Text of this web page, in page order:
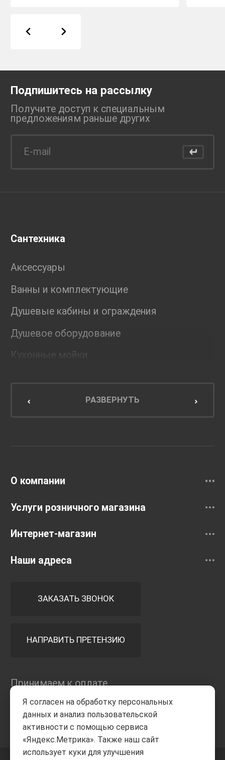
Подпишитесь на рассылку
Получите доступ к специальным
предложениям раньше других
Сантехника
Аксессуары
Ванны и комплектующие
Душевые кабины и ограждения
Душевое оборудование
Кухонные мойки
Мебель для кухниРАЗВЕРНУТЬ
О компании
Услуги розничного магазина
Интернет-магазин
Наши адреса
ЗАКАЗАТЬ ЗВОНОК
НАПРАВИТЬ ПРЕТЕНЗИЮ
Принимаем к оплате
Я согласен на обработку персональных
данных и анализ пользовательской
активности с помощью сервиса
«Яндекс.Метрика». Также наш сайт
использует куки для улучшения